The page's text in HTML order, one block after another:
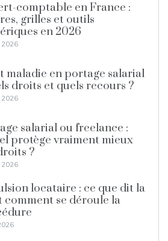
comptable en France :
grilles et outils
en 2026
2026
maladie en portage salarial
droits et quels recours ?
2026
salarial ou freelance :
protège vraiment mieux
?
2026
locataire : ce que dit la
comment se déroule la